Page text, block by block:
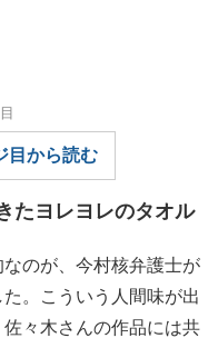
目から読む
たヨレヨレのタオル
のが、今村核弁護士が
。こういう人間味が出
々木さんの作品には共